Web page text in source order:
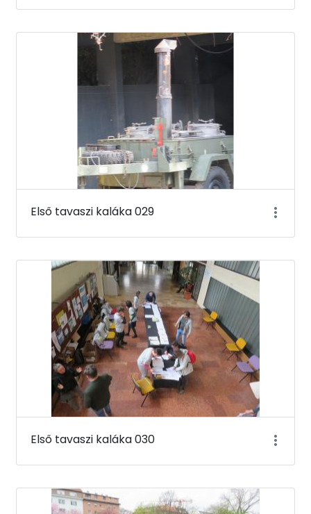
Első tavaszi kaláka 029
Első tavaszi kaláka 030